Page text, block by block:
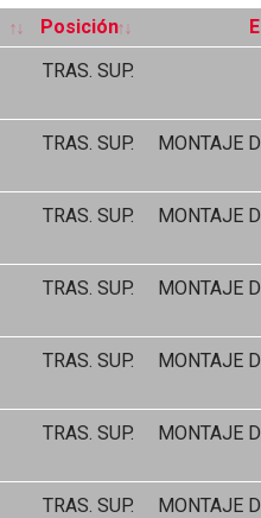
Posición
TRAS. SUP.
TRAS. SUP.
MONTAJE
TRAS. SUP.
MONTAJE
TRAS. SUP.
MONTAJE
TRAS. SUP.
MONTAJE
TRAS. SUP.
MONTAJE
TRAS. SUP. MONTAJE